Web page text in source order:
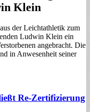
Klein
der Leichtathletik zum
Ludwin Klein ein
angebracht. Die
in Anwesenheit seiner
Re-Zertifizierung